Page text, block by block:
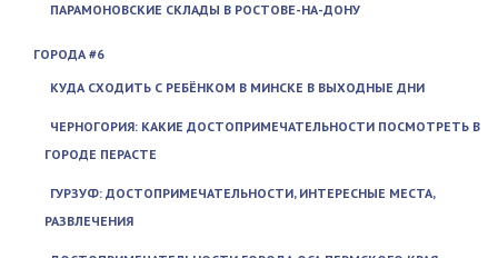
ПАРАМОНОВСКИЕ СКЛАДЫ В РОСТОВЕ-НА-ДОНУ
ГОРОДА #6
КУДА СХОДИТЬ С РЕБЁНКОМ В МИНСКЕ В ВЫХОДНЫЕ ДНИ
ЧЕРНОГОРИЯ: КАКИЕ ДОСТОПРИМЕЧАТЕЛЬНОСТИ ПОСМОТРЕТЬ В
ГОРОДЕ ПЕРАСТЕ
ГУРЗУФ: ДОСТОПРИМЕЧАТЕЛЬНОСТИ, ИНТЕРЕСНЫЕ МЕСТА,
РАЗВЛЕЧЕНИЯ